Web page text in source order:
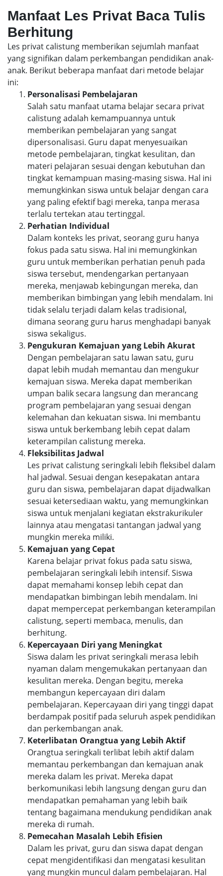
Manfaat Les Privat Baca Tulis
Berhitung
Les privat calistung memberikan sejumlah manfaat
yang signifikan dalam perkembangan pendidikan anak-
anak. Berikut beberapa manfaat dari metode belajar
ini:
Personalisasi Pembelajaran
Salah satu manfaat utama belajar secara privat
calistung adalah kemampuannya untuk
memberikan pembelajaran yang sangat
dipersonalisasi. Guru dapat menyesuaikan
metode pembelajaran, tingkat kesulitan, dan
materi pelajaran sesuai dengan kebutuhan dan
tingkat kemampuan masing-masing siswa. Hal ini
memungkinkan siswa untuk belajar dengan cara
yang paling efektif bagi mereka, tanpa merasa
terlalu tertekan atau tertinggal.
Perhatian Individual
Dalam konteks les privat, seorang guru hanya
fokus pada satu siswa. Hal ini memungkinkan
guru untuk memberikan perhatian penuh pada
siswa tersebut, mendengarkan pertanyaan
mereka, menjawab kebingungan mereka, dan
memberikan bimbingan yang lebih mendalam. Ini
tidak selalu terjadi dalam kelas tradisional,
dimana seorang guru harus menghadapi banyak
siswa sekaligus.
Pengukuran Kemajuan yang Lebih Akurat
Dengan pembelajaran satu lawan satu, guru
dapat lebih mudah memantau dan mengukur
kemajuan siswa. Mereka dapat memberikan
umpan balik secara langsung dan merancang
program pembelajaran yang sesuai dengan
kelemahan dan kekuatan siswa. Ini membantu
siswa untuk berkembang lebih cepat dalam
keterampilan calistung mereka.
Fleksibilitas Jadwal
Les privat calistung seringkali lebih fleksibel dalam
hal jadwal. Sesuai dengan kesepakatan antara
guru dan siswa, pembelajaran dapat dijadwalkan
sesuai ketersediaan waktu, yang memungkinkan
siswa untuk menjalani kegiatan ekstrakurikuler
lainnya atau mengatasi tantangan jadwal yang
mungkin mereka miliki.
Kemajuan yang Cepat
Karena belajar privat fokus pada satu siswa,
pembelajaran seringkali lebih intensif. Siswa
dapat memahami konsep lebih cepat dan
mendapatkan bimbingan lebih mendalam. Ini
dapat mempercepat perkembangan keterampilan
calistung, seperti membaca, menulis, dan
berhitung.
Kepercayaan Diri yang Meningkat
Siswa dalam les privat seringkali merasa lebih
nyaman dalam mengemukakan pertanyaan dan
kesulitan mereka. Dengan begitu, mereka
membangun kepercayaan diri dalam
pembelajaran. Kepercayaan diri yang tinggi dapat
berdampak positif pada seluruh aspek pendidikan
dan perkembangan anak.
Keterlibatan Orangtua yang Lebih Aktif
Orangtua seringkali terlibat lebih aktif dalam
memantau perkembangan dan kemajuan anak
mereka dalam les privat. Mereka dapat
berkomunikasi lebih langsung dengan guru dan
mendapatkan pemahaman yang lebih baik
tentang bagaimana mendukung pendidikan anak
mereka di rumah.
Pemecahan Masalah Lebih Efisien
Dalam les privat, guru dan siswa dapat dengan
cepat mengidentifikasi dan mengatasi kesulitan
yang mungkin muncul dalam pembelajaran. Hal